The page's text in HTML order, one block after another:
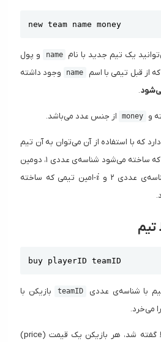
new team name money
یک تیم جدید با نام name و پول
از قبل تیمی با اسم name
وجود داشته
.
و money از جنس عدد می‌باشد.
که با استفاده از آن می‌توان به آن تیم
دسترسی داشت، اولین تیمی که ساخته می‌شود شناسه‌ی عددی ۱، دومین
عددی ۲ و
i
i-امین تیمی که ساخته
تیم
buy playerID teamID
با شناسه‌ی عددی teamID
بازیکن با
را می‌خرد.
همچنین همانطور که در بالا گفته شد، هر بازیکن یک قیمت (price)